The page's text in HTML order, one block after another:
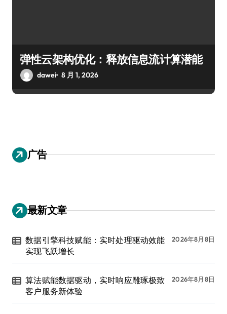
弹性云架构优化：释放信息流计算潜能
dawei 8 月 1, 2026
广告
最新文章
数据引擎科技赋能：实时处理驱动效能
实现飞跃增长
2026年8月8日
算法赋能数据驱动，实时响应雕琢极致
客户服务新体验
2026年8月8日